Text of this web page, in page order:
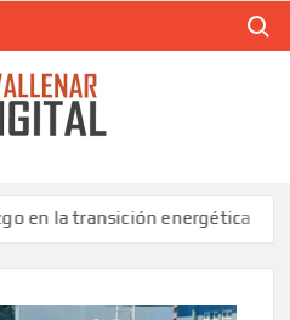
la transición energética